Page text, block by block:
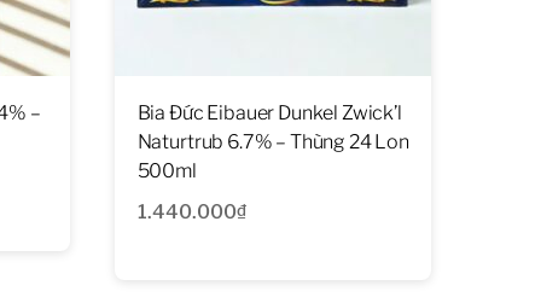
–
Bia Đức Eibauer Dunkel Zwick’l
Naturtrub 6.7% – Thùng 24 Lon
500ml
1.440.000₫